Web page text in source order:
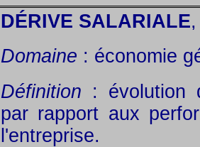
DÉRIVE SALARIALE
Domaine : économie
Définition : évolution
par rapport aux
l'entreprise.